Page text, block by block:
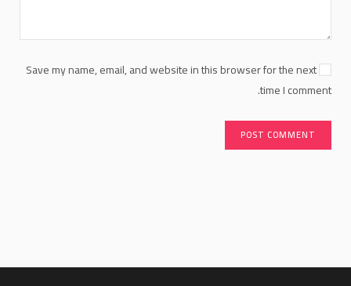
Save my name, email, and website in this browser for the next
time I comment.